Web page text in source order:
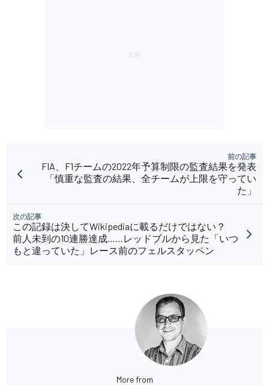
前の記事
FIA、F1チームの2022年予算制限の監査結果を発表
「慎重な監査の結果、全チームが上限を守ってい
た」
次の記事
この記録は決してWikipediaに載るだけではない？
前人未到の10連勝達成……レッドブルから見た「いつ
もと違っていた」レース前のフェルスタッペン
More from